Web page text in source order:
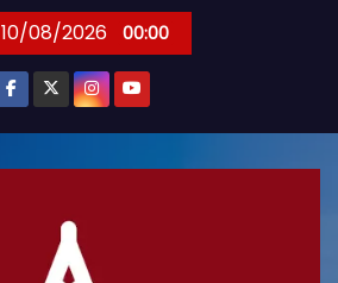
10/08/2026 00:00